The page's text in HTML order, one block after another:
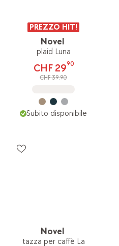
PREZZO HIT!
Novel
plaid Luna
CHF 2990
CHF 39.90
Subito disponibile
Novel
tazza per caffè La